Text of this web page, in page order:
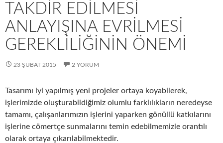
TAKDIR EDILMESI
ANLAYIŞINA EVRILMESI
GEREKLILIĞININ ÖNEMI
23 ŞUBAT 2015 2 YORUM
Tasarımı iyi yapılmış yeni projeler ortaya koyabilerek,
işlerimizde oluşturabildiğimiz olumlu farklılıkların neredeyse
tamamı, çalışanlarımızın işlerini yaparken gönüllü katkılarını
işlerine cömertçe sunmalarını temin edebilmemizle orantılı
olarak ortaya çıkarılabilmektedir.